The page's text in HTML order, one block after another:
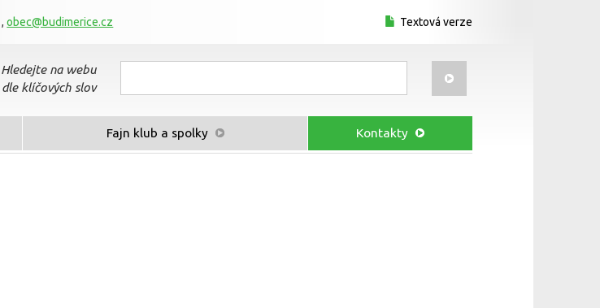
,obec@budimerice.cz Textová verze
Hledejte na webu
dle klíčových slov
Fajn klub a spolky Kontakty